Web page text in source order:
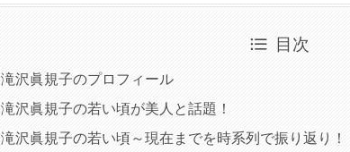
目次
滝沢眞規子のプロフィール
滝沢眞規子の若い頃が美人と話題！
滝沢眞規子の若い頃～現在までを時系列で振り返り！